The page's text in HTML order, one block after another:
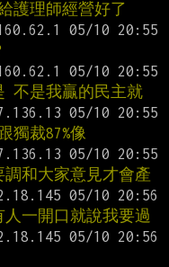
護理師經營好了
不是我贏的民主就
裁87%像
和大家意見才會產
一開口就說我要過